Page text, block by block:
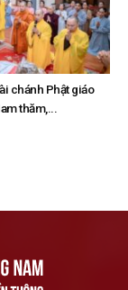
chánh Phật giáo
thăm,...